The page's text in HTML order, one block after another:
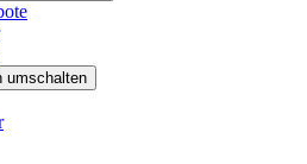
umschalten